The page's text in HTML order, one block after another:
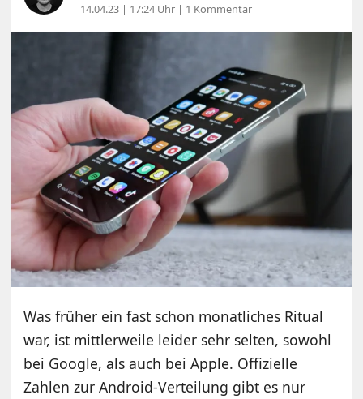
14.04.23 | 17:24 Uhr | 1 Kommentar
Was früher ein fast schon monatliches Ritual
war, ist mittlerweile leider sehr selten, sowohl
bei Google, als auch bei Apple. Offizielle
Zahlen zur Android-Verteilung gibt es nur